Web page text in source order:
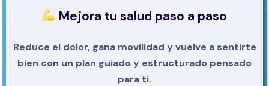
Mejora tu salud paso a paso
Reduce el dolor, gana movilidad y vuelve a sentirte
bien con un plan guiado y estructurado pensado
para ti.